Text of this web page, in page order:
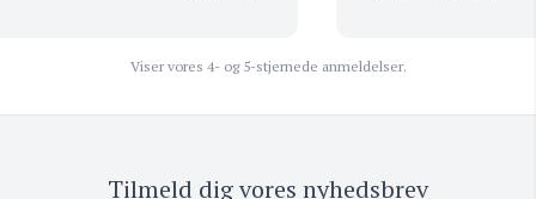
Viser vores 4- og 5-stjernede anmeldelser.
Tilmeld dig vores nyhedsbrev